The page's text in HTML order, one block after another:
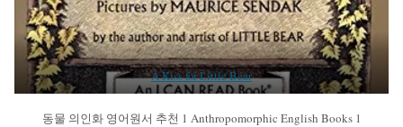
A Kiss for Little Bear
동물 의인화 영어원서 추천 1 Anthropomorphic English Books 1